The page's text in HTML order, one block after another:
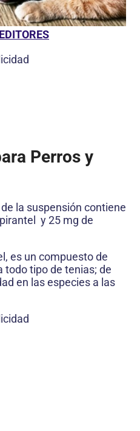
Perros y
la suspensión contiene
y 25 mg de
es un compuesto de
tipo de tenias; de
en las especies a las